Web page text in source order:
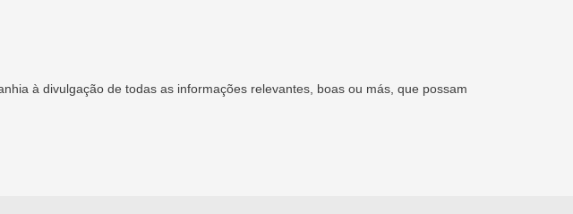
à divulgação de todas as informações relevantes, boas ou más, que possam